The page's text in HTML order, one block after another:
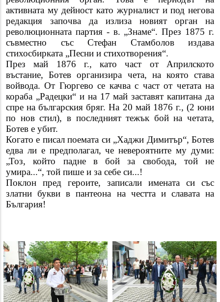
активната му дейност като журналист и под негова
редакция започва да излиза новият орган на
революционната партия - в. „Знаме“. През 1875 г.
съвместно със Стефан Стамболов издава
стихосбирката „Песни и стихотворения“.
През май 1876 г., като част от Априлското
въстание, Ботев организира чета, на която става
войвода. От Гюргево се качва с част от четата на
кораба „Радецки“ и на 17 май заставят капитана да
спре на българския бряг. На 20 май 1876 г., (2 юни
по нов стил), в последният тежък бой на четата,
Ботев е убит.
Когато е писал поемата си „Хаджи Димитър“, Ботев
едва ли е предполагал, че невероятните му думи:
„Тоз, който падне в бой за свобода, той не
умира...“, той пише и за себе си...!
Поклон пред героите, записали имената си със
златни букви в пантеона на честта и славата на
България!